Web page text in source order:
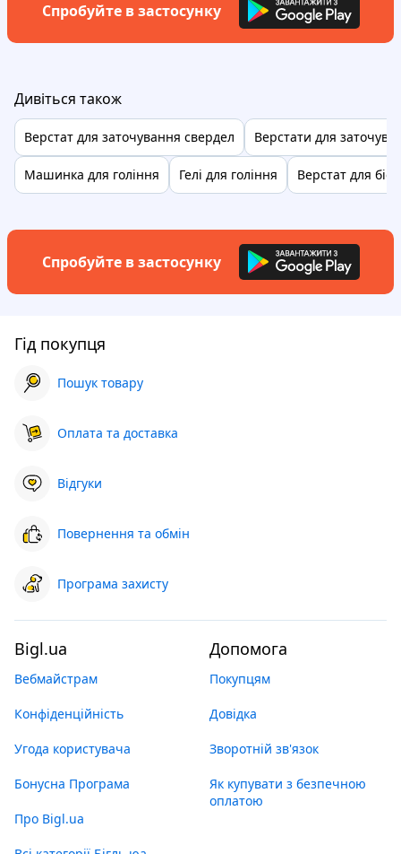
Спробуйте в застосунку
Дивіться також
Верстат для заточування свердел Верстати для
Машинка для гоління Гелі для гоління Верстат для
Спробуйте в застосунку
Гід покупця
Пошук товару
Оплата та доставка
Відгуки
Повернення та обмін
Програма захисту
Bigl.ua
Вебмайстрам
Конфіденційність
Угода користувача
Бонусна Програма
Про Bigl.ua
Допомога
Покупцям
Довідка
Зворотній зв'язок
Як купувати з безпечною
оплатою